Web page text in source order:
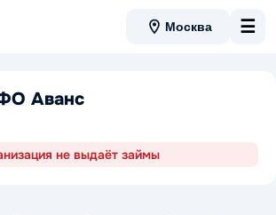
Москва ☰
Аванс
не выдаёт займы